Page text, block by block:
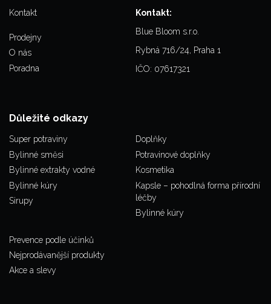
Kontakt
Prodejny
O nás
Poradna
Kontakt:
Blue Bloom s.r.o.
Rybná 716/24, Praha 1
IČO: 07617321
Důležité odkazy
Super potraviny
Bylinné směsi
Bylinné extrakty vodné
Bylinné kúry
Sirupy
Doplňky
Potravinové doplňky
Kosmetika
Kapsle – pohodlná forma přírodní
léčby
Bylinné kúry
Prevence podle účinků
Nejprodávanější produkty
Akce a slevy